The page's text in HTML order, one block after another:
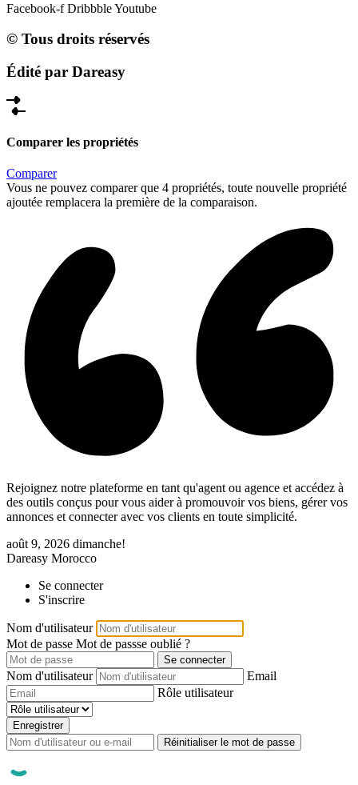
Facebook-f DribbbleYoutube
© Tous droits réservés
Édité par Dareasy
Comparer les propriétés
Comparer
Vous ne pouvez comparer que 4 propriétés, toute nouvelle propriété
ajoutée remplacera la première de la comparaison.
Rejoignez notre plateforme en tant qu'agent ou agence et accédez à
des outils conçus pour vous aider à promouvoir vos biens, gérer vos
annonces et connecter avec vos clients en toute simplicité.
août 9, 2026 dimanche!
Dareasy Morocco
Se connecter
S'inscrire
Nom d'utilisateur
Mot de passe Mot de passse oublié ?
Se connecter
Nom d'utilisateur
Email
Rôle utilisateur
Enregistrer
Réinitialiser le mot de passe